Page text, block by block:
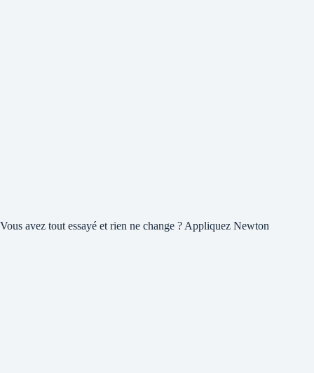
Vous avez tout essayé et rien ne change ? Appliquez Newton